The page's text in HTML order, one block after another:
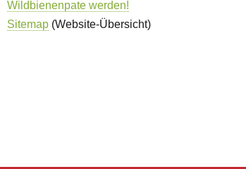
Wildbienenpate werden!
Sitemap (Website-Übersicht)